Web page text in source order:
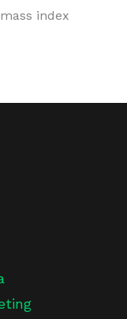
index